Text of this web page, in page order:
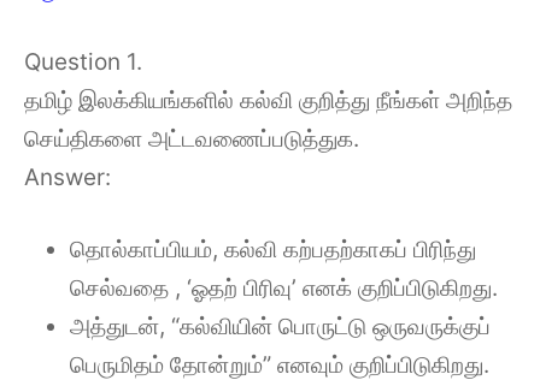
Question 1.
தமிழ் இலக்கியங்களில் கல்வி குறித்து நீங்கள் அறிந்த
செய்திகளை அட்டவணைப்படுத்துக.
Answer:
தொல்காப்பியம், கல்வி கற்பதற்காகப் பிரிந்து
செல்வதை , ‘ஓதற் பிரிவு’ எனக் குறிப்பிடுகிறது.
அத்துடன், “கல்வியின் பொருட்டு ஒருவருக்குப்
பெருமிதம் தோன்றும்” எனவும் குறிப்பிடுகிறது.